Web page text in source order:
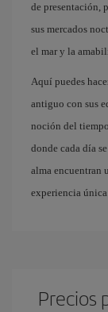
de presentación,
sus mercados
el mar y la
Aquí puedes
antiguo con sus
noción del
donde cada día
alma encuentran
experiencia única
Precios